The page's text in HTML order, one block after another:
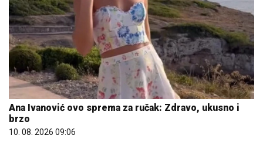
Ana Ivanović ovo sprema za ručak: Zdravo, ukusno i
brzo
10. 08. 2026 09:06